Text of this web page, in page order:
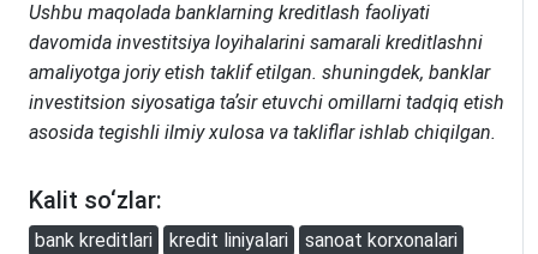
Ushbu maqolada banklarning kreditlash faoliyati
davomida investitsiya loyihalarini samarali kreditlashni
amaliyotga joriy etish taklif etilgan. shuningdek, banklar
investitsion siyosatiga taʼsir etuvchi omillarni tadqiq etish
asosida tegishli ilmiy xulosa va takliflar ishlab chiqilgan.
Kalit so‘zlar:
bank kreditlari kredit liniyalari
sanoat korxonalari